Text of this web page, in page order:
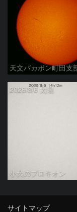
天文バカボン町田支
2026/8/6 太陽
小犬のプロキオン
サイトマップ